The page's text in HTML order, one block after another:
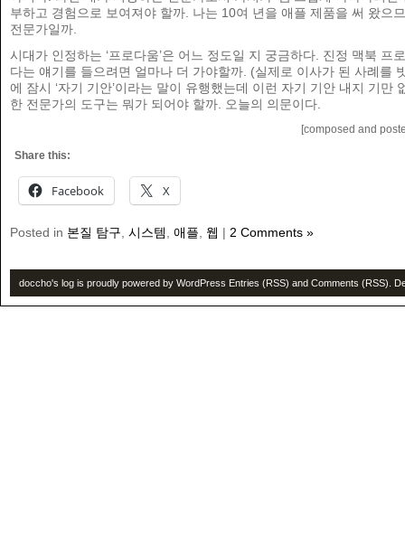
부하고 경험으로 보여져야 할까. 나는 10여 년을 애플 제품을 써 왔으
전문가일까.
시대가 인정하는 ‘프로다움’은 어느 정도일 지 궁금하다. 진정 맥북 프
다는 얘기를 들으려면 얼마나 더 가야할까. (실제로 이사가 된 사례를
에 잠시 ‘자기 기안’이라는 말이 유행했는데 이런 자기 기안 내지 기만
한 전문가의 도구는 뭐가 되어야 할까. 오늘의 의문이다.
[composed and
Share this:
Facebook X
Posted in 본질 탐구, 시스템 , 애플, 웹 2 Comments »
doccho's log is proudly powered by WordPress Entries (RSS) and Comments (RSS) .